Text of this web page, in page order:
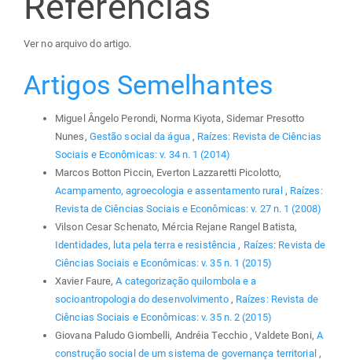
Ver no arquivo do artigo.
Artigos Semelhantes
Miguel Ângelo Perondi, Norma Kiyota, Sidemar Presotto
Nunes, Gestão social da água , Raízes: Revista de Ciências
Sociais e Econômicas: v. 34 n. 1 (2014)
Marcos Botton Piccin, Everton Lazzaretti Picolotto,
Acampamento, agroecologia e assentamento rural , Raízes:
Revista de Ciências Sociais e Econômicas: v. 27 n. 1 (2008)
Vilson Cesar Schenato, Mércia Rejane Rangel Batista,
Identidades, luta pela terra e resistência , Raízes: Revista de
Ciências Sociais e Econômicas: v. 35 n. 1 (2015)
Xavier Faure,A categorização quilombola e a
socioantropologia do desenvolvimento , Raízes: Revista de
Ciências Sociais e Econômicas: v. 35 n. 2 (2015)
Giovana Paludo Giombelli, Andréia Tecchio , Valdete Boni, A
construção social de um sistema de governança territorial ,